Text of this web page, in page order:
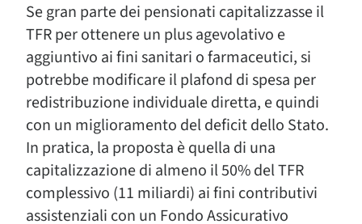
Se gran parte dei pensionati capitalizzasse il
TFR per ottenere un plus agevolativo e
aggiuntivo ai fini sanitari o farmaceutici, si
potrebbe modificare il plafond di spesa per
redistribuzione individuale diretta, e quindi
con un miglioramento del deficit dello Stato.
In pratica, la proposta è quella di una
capitalizzazione di almeno il 50% del TFR
complessivo (11 miliardi) ai fini contributivi
assistenziali con un Fondo Assicurativo